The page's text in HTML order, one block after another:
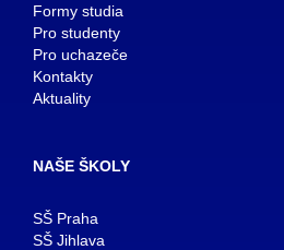
Formy studia
Pro studenty
Pro uchazeče
Kontakty
Aktuality
NAŠE ŠKOLY
SŠ Praha
SŠ Jihlava